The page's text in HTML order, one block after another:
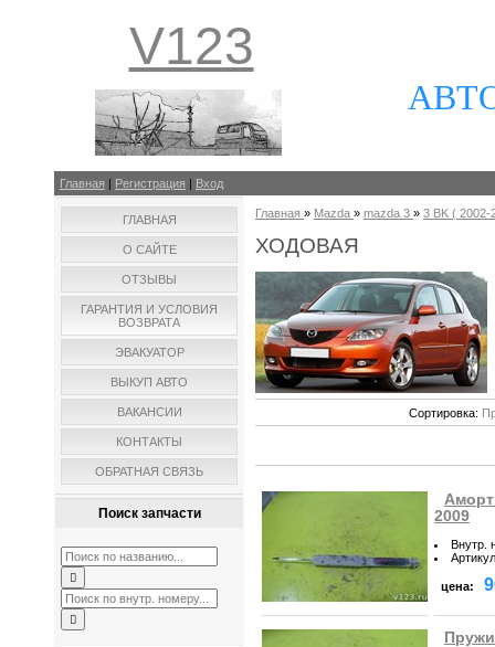
V123
Главная | Регистрация | Вход
ГЛАВНАЯ
О САЙТЕ
ОТЗЫВЫ
ГАРАНТИЯ И УСЛОВИЯ
ВОЗВРАТА
ЭВАКУАТОР
ВЫКУП АВТО
ВАКАНСИИ
КОНТАКТЫ
ОБРАТНАЯ СВЯЗЬ
Поиск запчасти
Главная » Mazda » mazda 3 » 3 BK ( 2002-
ХОДОВАЯ
Сортировка:
2009
Внутр.
Артикул
цена: